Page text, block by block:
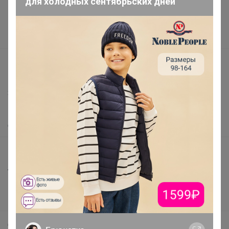
Реклама на сайте
Написать в поддержку
Защита покупателя
О нас
Анонсы
Новости
Поддержка альпак
Самое выгодное